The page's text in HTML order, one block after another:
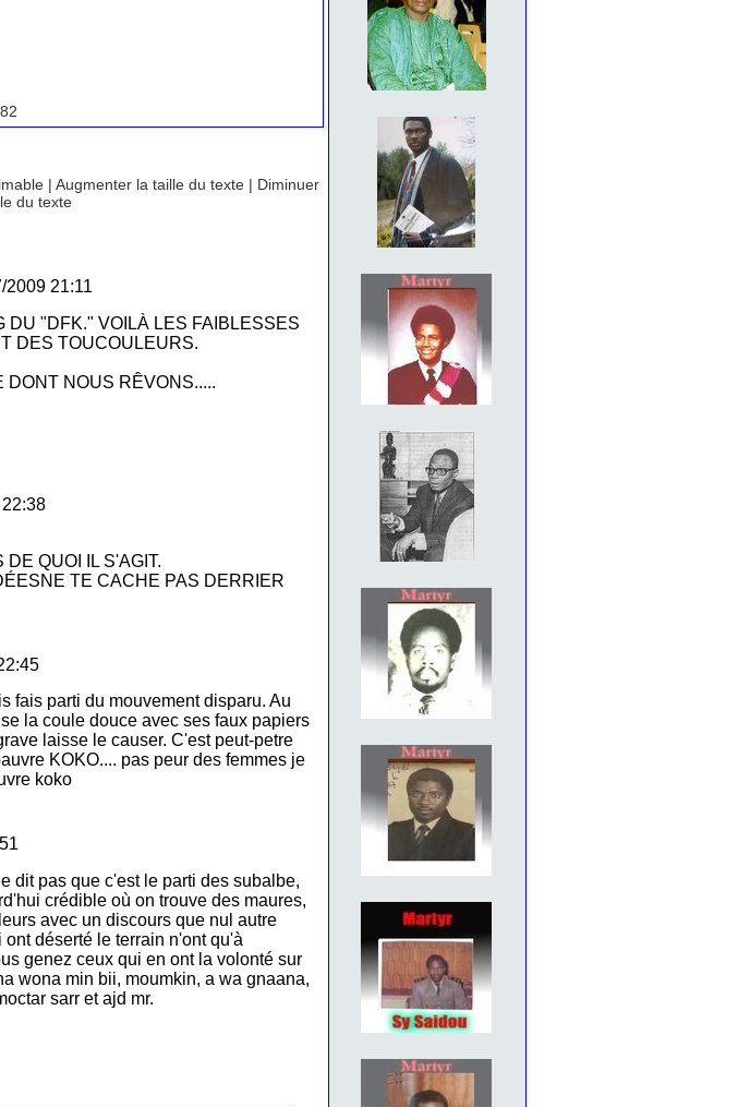
| Augmenter la taille du texte | Diminuer
du texte
2009 21:11
DU "DFK." VOILÀ LES FAIBLESSES
DES TOUCOULEURS.
DONT NOUS RÊVONS.....
QUOI IL S'AGIT.
TE CACHE PAS DERRIER
fais parti du mouvement disparu. Au
la coule douce avec ses faux papiers
laisse le causer. C'est peut-petre
KOKO.... pas peur des femmes je
koko
dit pas que c'est le parti des subalbe,
crédible où on trouve des maures,
avec un discours que nul autre
déserté le terrain n'ont qu'à
genez ceux qui en ont la volonté sur
wona min bii, moumkin, a wa gnaana,
sarr et ajd mr.